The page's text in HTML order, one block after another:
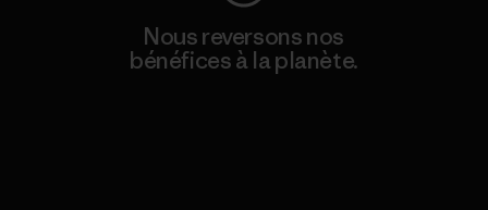
Nous reversons nos
bénéfices à la planète.